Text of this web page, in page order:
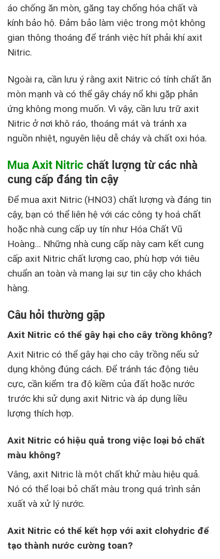
áo chống ăn mòn, găng tay chống hóa chất và
kính bảo hộ. Đảm bảo làm việc trong một không
gian thông thoáng để tránh việc hít phải khí axit
Nitric.
Ngoài ra, cần lưu ý rằng axit Nitric có tính chất ăn
mòn mạnh và có thể gây cháy nổ khi gặp phản
ứng không mong muốn. Vì vậy, cần lưu trữ axit
Nitric ở nơi khô ráo, thoáng mát và tránh xa
nguồn nhiệt, nguyên liệu dễ cháy và chất oxi hóa.
Mua Axit Nitric chất lượng từ các nhà
cung cấp đáng tin cậy
Để mua axit Nitric (HNO3) chất lượng và đáng tin
cậy, bạn có thể liên hệ với các công ty hoá chất
hoặc nhà cung cấp uy tín như Hóa Chất Vũ
Hoàng… Những nhà cung cấp này cam kết cung
cấp axit Nitric chất lượng cao, phù hợp với tiêu
chuẩn an toàn và mang lại sự tin cậy cho khách
hàng.
Câu hỏi thường gặp
Axit Nitric có thể gây hại cho cây trồng không?
Axit Nitric có thể gây hại cho cây trồng nếu sử
dụng không đúng cách. Để tránh tác động tiêu
cực, cần kiểm tra độ kiềm của đất hoặc nước
trước khi sử dụng axit Nitric và áp dụng liều
lượng thích hợp.
Axit Nitric có hiệu quả trong việc loại bỏ chất
màu không?
Vâng, axit Nitric là một chất khử màu hiệu quả.
Nó có thể loại bỏ chất màu trong quá trình sản
xuất và xử lý nước.
Axit Nitric có thể kết hợp với axit clohydric để
tạo thành nước cường toan?